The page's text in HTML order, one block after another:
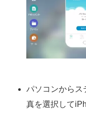
パソコンからス
真を選択して